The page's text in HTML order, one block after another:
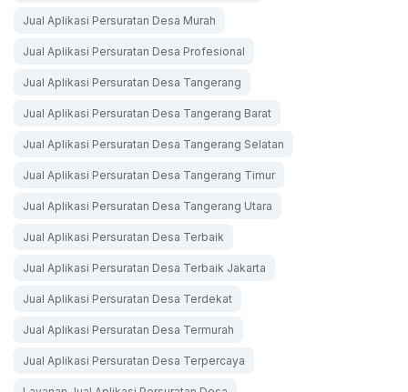
Jual Aplikasi Persuratan Desa Murah
Jual Aplikasi Persuratan Desa Profesional
Jual Aplikasi Persuratan Desa Tangerang
Jual Aplikasi Persuratan Desa Tangerang Barat
Jual Aplikasi Persuratan Desa Tangerang Selatan
Jual Aplikasi Persuratan Desa Tangerang Timur
Jual Aplikasi Persuratan Desa Tangerang Utara
Jual Aplikasi Persuratan Desa Terbaik
Jual Aplikasi Persuratan Desa Terbaik Jakarta
Jual Aplikasi Persuratan Desa Terdekat
Jual Aplikasi Persuratan Desa Termurah
Jual Aplikasi Persuratan Desa Terpercaya